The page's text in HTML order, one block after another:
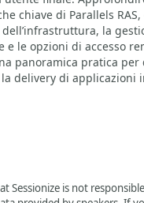
chiave di Parallels
la
e le opzioni di accesso
panoramica pratica per
delivery di applicazioni
Sessionize is not